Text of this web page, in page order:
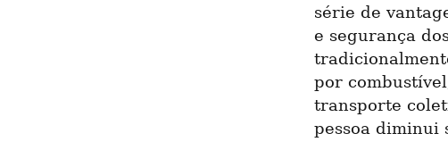
série de
e segurança
por
transporte
pessoa diminui